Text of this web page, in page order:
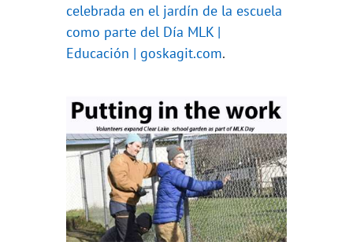
celebrada en el jardín de la escuela
como parte del Día MLK |
Educación | goskagit.com.